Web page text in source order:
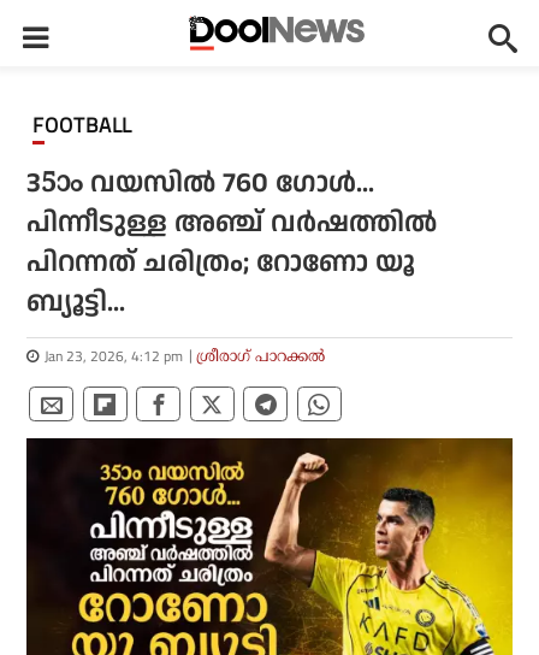
FOOTBALL
35ാം വയസില്‍ 760 ഗോള്‍...
പിന്നീടുള്ള അഞ്ച് വര്‍ഷത്തില്‍
പിറന്നത് ചരിത്രം; റോണോ യൂ
ബ്യൂട്ടി...
Jan 23, 2026, 4:12 pm ശ്രീരാഗ് പാറക്കല്‍